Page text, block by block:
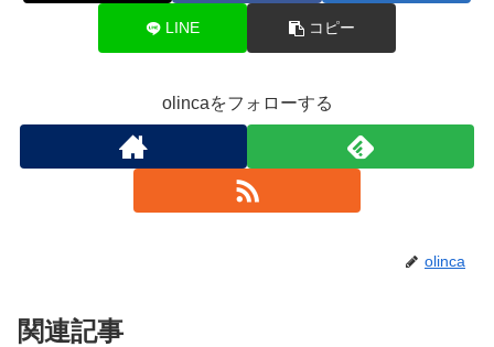
LINE コピー
olincaをフォローする
olinca
関連記事